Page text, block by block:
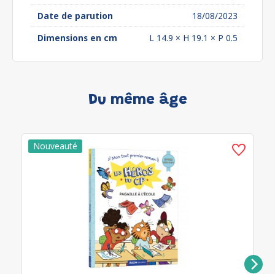
Date de parution
18/08/2023
Dimensions en cm
L 14.9 × H 19.1 × P 0.5
Du même âge